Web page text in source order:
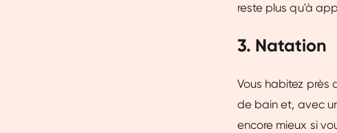
reste plus qu'à
3. Natation
Vous habitez près
de bain et, avec
encore mieux si